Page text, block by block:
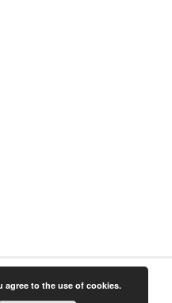
to the use of cookies.